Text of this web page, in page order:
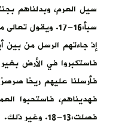
سيل العرم، وبدلناهم
سبأ:16-17.
إذ جاءتهم الرسل من بين
فاستكبروا في الأرض
فأرسلنا عليهم ريحًا
فهديناهم، فاستحبوا
فصلت:13-18. وغير ذلك.